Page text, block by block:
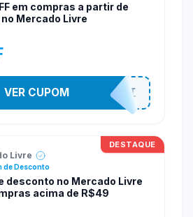
em compras a partir de
no Mercado Livre
8DO8MELI
VER CUPOM
DESTAQUE
Livre
de Desconto
desconto no Mercado Livre
acima de R$49